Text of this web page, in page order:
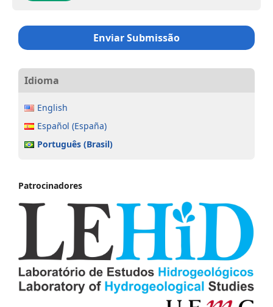
Enviar Submissão
Idioma
English
Español (España)
Português (Brasil)
Patrocinadores